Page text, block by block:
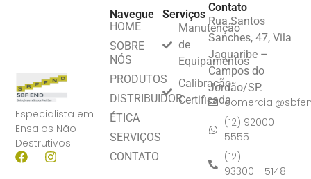
Especialista em
Ensaios Não
Destrutivos.
Serviços
Manutenção
de
Equipamentos
Calibração
Certificada
Navegue
HOME
SOBRE
NÓS
PRODUTOS
DISTRIBUIDOR
ÉTICA
SERVIÇOS
CONTATO
Contato
Rua Santos
Sanches, 47, Vila
Jaguaribe –
Campos do
Jordão/SP.
(12) 92000 -
5555
(12)
93300 - 5148